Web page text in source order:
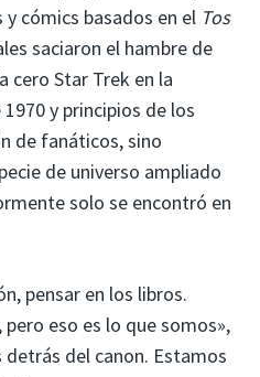
cómics basados en el Tos
saciaron el hambre de
cero Star Trek en la
y principios de los
de fanáticos, sino
de universo ampliado
solo se encontró en
pensar en los libros.
pero eso es lo que somos»,
del canon. Estamos